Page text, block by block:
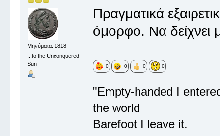
Μηνύματα: 1818
...to the Unconquered
Sun
Πραγματικά
όμορφο. Να δείχνει
0 0 0 0
"Empty-handed I
the world
Barefoot I leave it.